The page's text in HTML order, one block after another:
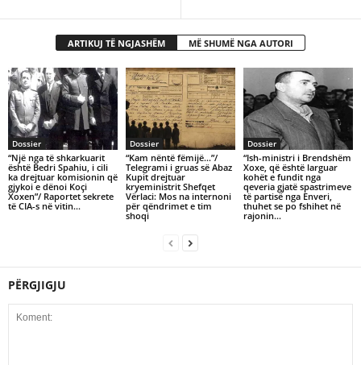
ARTIKUJ TË NGJASHËM MË SHUMË NGA AUTORI
Dossier
“Një nga të shkarkuarit
është Bedri Spahiu, i cili
ka drejtuar komisionin që
gjykoi e dënoi Koçi
Xoxen”/ Raportet sekrete
të CIA-s në vitin...
Dossier
“Kam nëntë fëmijë…”/
Telegrami i gruas së Abaz
Kupit drejtuar
kryeministrit Shefqet
Vërlaci: Mos na internoni
për qëndrimet e tim
shoqi
Dossier
“Ish-ministri i Brendshëm
Xoxe, që është larguar
kohët e fundit nga
qeveria gjatë spastrimeve
të partisë nga Enveri,
thuhet se po fshihet në
rajonin...
PËRGJIGJU